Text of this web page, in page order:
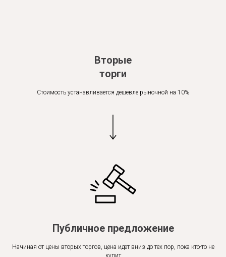
Вторые
торги
Стоимость устанавливается дешевле рыночной на 10%
Публичное предложение
Начиная от цены вторых торгов, цена идет вниз до тех пор, пока кто-то не
купит